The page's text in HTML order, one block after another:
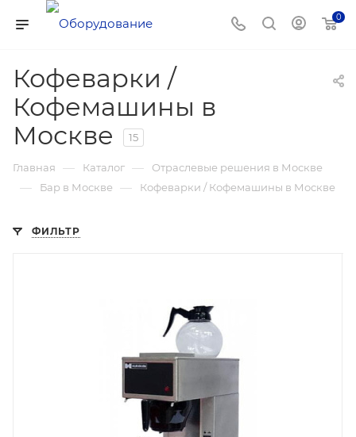
0
Кофеварки /
Кофемашины в
Москве
15
Главная — Каталог — Отраслевые решения в Москве
— Бар в Москве — Кофеварки / Кофемашины в Москве
ФИЛЬТР